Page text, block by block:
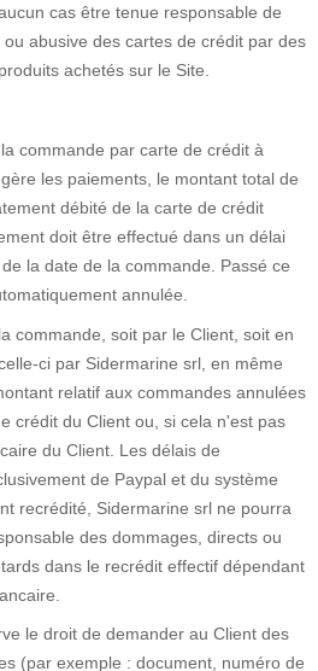
cas être tenue responsable de
abusive des cartes de crédit par des
achetés sur le Site.
commande par carte de crédit à
les paiements, le montant total de
débité de la carte de crédit
doit être effectué dans un délai
la date de la commande. Passé ce
annulée.
commande, soit par le Client, soit en
ci par Sidermarine srl, en même
relatif aux commandes annulées
crédit du Client ou, si cela n'est pas
du Client. Les délais de
de Paypal et du système
recrédité, Sidermarine srl ne pourra
des dommages, directs ou
dans le recrédit effectif dépendant
le droit de demander au Client des
(par exemple : document, numéro de